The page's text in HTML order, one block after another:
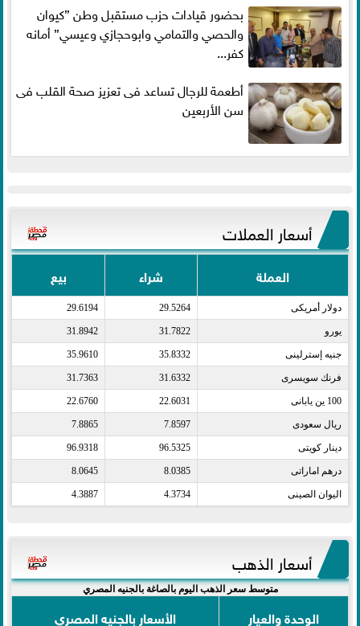
بحضور قيادات حزب مستقبل وطن ”كيوان
والحصي والتمامي وابوحجازي وعيسي” أمانه
كفر...
أطعمة للرجال تساعد فى تعزيز صحة القلب فى
سن الأربعين
أسعار العملات
العملة شراء بيع
دولار أمريكى​ 29.5264
29.6194
يورو​ 31.7822
31.8942
جنيه إسترلينى​ 35.8332
35.9610
فرنك سويسرى​ 31.6332
31.7363
100 ين يابانى​ 22.6031
22.6760
ريال سعودى​ 7.8597
7.8865
دينار كويتى​ 96.5325
96.9318
درهم اماراتى​ 8.0385
8.0645
اليوان الصينى​ 4.3734
4.3887
أسعار الذهب
متوسط سعر الذهب اليوم بالصاغة بالجنيه المصري
الوحدة والعيار
الأسعار بالجنيه المصري